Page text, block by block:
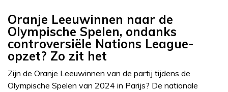
Oranje Leeuwinnen naar de
Olympische Spelen, ondanks
controversiële Nations League-
opzet? Zo zit het
Zijn de Oranje Leeuwinnen van de partij tijdens de
Olympische Spelen van 2024 in Parijs? De nationale